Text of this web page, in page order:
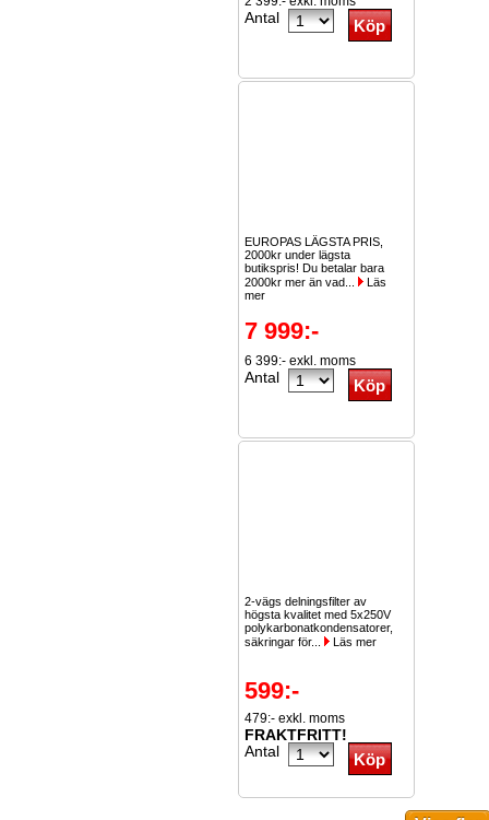
Antal
EUROPAS LÄGSTA PRIS,
2000kr under lägsta
butikspris! Du betalar bara
2000kr mer än vad...
Läs
mer
7 999:-
6 399:- exkl. moms
Antal
2-vägs delningsfilter av
högsta kvalitet med 5x250V
polykarbonatkondensatorer,
säkringar för...
Läs mer
599:-
479:- exkl. moms
FRAKTFRITT!
Antal